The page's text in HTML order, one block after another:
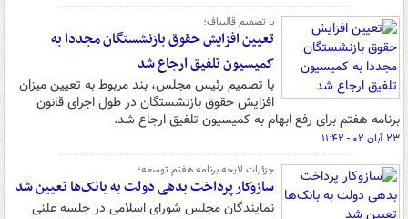
با تصمیم قالیباف؛
تعیین افزایش حقوق بازنشستگان مجددا به
کمیسیون تلفیق ارجاع شد
با تصمیم رئیس مجلس، بند مربوط به تعیین میزان
افزایش حقوق بازنشستگان در طول اجرای قانون
برنامه هفتم برای رفع ابهام به کمیسیون تلفیق ارجاع شد.
۲۳ آبان ۰۲ - ۱۱:۴۲
جزئیات لایحه برنامه هفتم توسعه؛
سازوکار پرداخت بدهی دولت به بانک‌ها تعیین شد
نمایندگان مجلس شورای اسلامی در جلسه علنی